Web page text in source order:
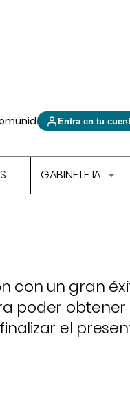
Entra en tu
GABINETE IA
con un gran
poder obtener
el